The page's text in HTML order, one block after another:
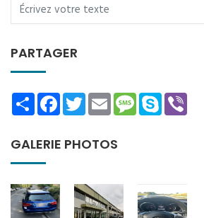
PARTAGER
ShareFacebookTwitterEmailMessage
Skype
GALERIE PHOTOS